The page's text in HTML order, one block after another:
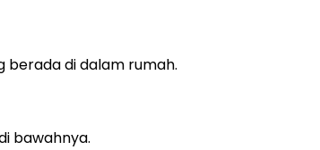
di dalam rumah.
bawahnya.